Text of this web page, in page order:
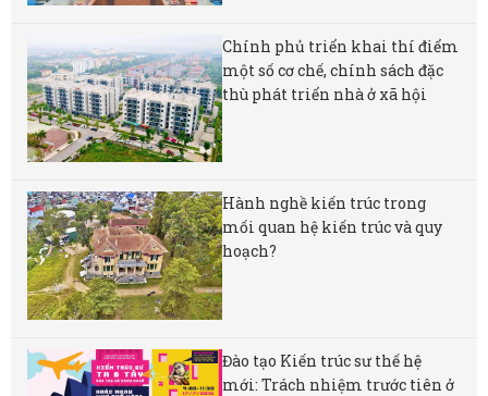
Chính phủ triển khai thí điểm
một số cơ chế, chính sách đặc
thù phát triển nhà ở xã hội
Hành nghề kiến trúc trong
mối quan hệ kiến trúc và quy
hoạch?
Đào tạo Kiến trúc sư thế hệ
mới: Trách nhiệm trước tiên ở